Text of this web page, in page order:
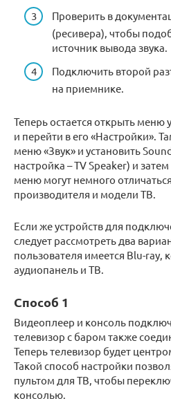
Проверить в
(ресивера), чтобы
источник вывода звука.
Подключить второй
на приемнике.
Теперь остается открыть меню
и перейти в его «Настройки».
меню «Звук» и установить
настройка – TV Speaker) и
меню могут немного
производителя и модели ТВ.
Если же устройств для
следует рассмотреть два
пользователя имеется Blu-ray,
аудиопанель и ТВ.
Способ 1
Видеоплеер и консоль
телевизор с баром также
Теперь телевизор будет
Такой способ настройки
пультом для ТВ, чтобы
консолью.